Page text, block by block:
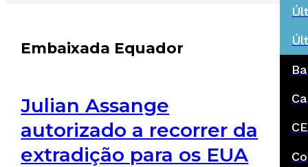
Embaixada Equador
Julian Assange
autorizado a recorrer da
extradição para os EUA